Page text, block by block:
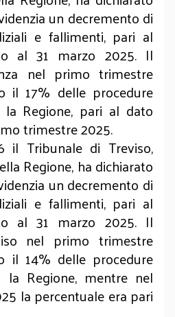
un decremento di
e fallimenti, pari al
al 31 marzo 2025. Il
nel primo trimestre
il 17% delle procedure
Regione, pari al dato
trimestre 2025.
il Tribunale di Treviso,
Regione, ha dichiarato
un decremento di
e fallimenti, pari al
al 31 marzo 2025. Il
nel primo trimestre
il 14% delle procedure
Regione, mentre nel
la percentuale era pari